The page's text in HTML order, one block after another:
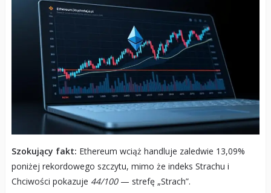
Szokujący fakt: Ethereum wciąż handluje zaledwie 13,09%
poniżej rekordowego szczytu, mimo że indeks Strachu i
Chciwości pokazuje 44/100— strefę „Strach”.